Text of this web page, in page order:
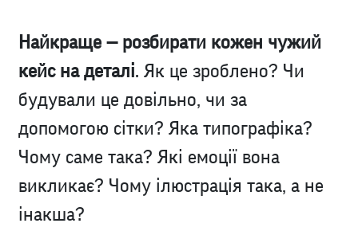
Найкраще — розбирати кожен чужий
кейс на деталі. Як це зроблено? Чи
будували це довільно, чи за
допомогою сітки? Яка типографіка?
Чому саме така? Які емоції вона
викликає? Чому ілюстрація така, а не
інакша?